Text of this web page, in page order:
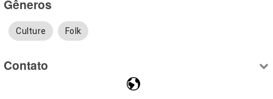
Gêneros
Culture Folk
Contato